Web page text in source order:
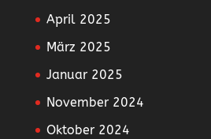
April 2025
März 2025
Januar 2025
November 2024
Oktober 2024